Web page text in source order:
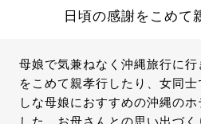
日頃の感謝をこめて
母娘で気兼ねなく沖縄旅行に
をこめて親孝行したり、女同
しな母娘におすすめの沖縄の
した。お母さんとの思い出づ